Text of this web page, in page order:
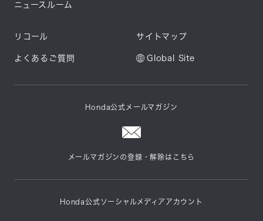
ニュースルーム
リコール
よくあるご質問
サイトマップ
Global Site
Honda公式メールマガジン
メールマガジンの登録・解除はこちら
Honda公式ソーシャルメディアアカウント